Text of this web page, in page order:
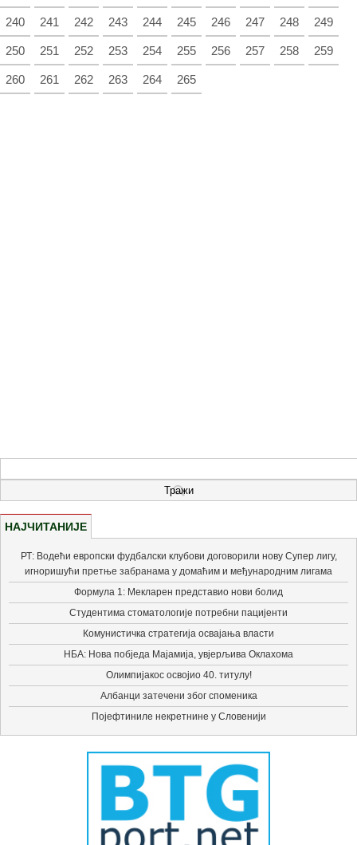
240 241 242 243 244 245 246 247 248 249
250 251 252 253 254 255 256 257 258 259
260 261 262 263 264 265
НАЈЧИТАНИЈЕ
РТ: Водећи европски фудбалски клубови договорили нову Супер лигу,
игноришући претње забранама у домаћим и међународним лигама
Формула 1: Мекларен представио нови болид
Студентима стоматологије потребни пацијенти
Комунистичка стратегија освајања власти
НБА: Нова побједа Мајамија, увјерљива Оклахома
Олимпијакос освојио 40. титулу!
Албанци затечени због споменика
Појефтиниле некретнине у Словенији